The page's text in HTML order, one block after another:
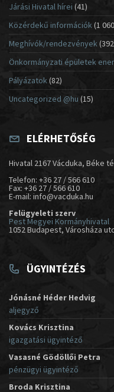
Járási Hivatal hírei (41)
Közérdekű információk(1
Meghívók/rendezvények
Önkormányzati épületek
Pályázatok (82)
Uncategorized @hu (15)
ELÉRHETŐSÉG
Hivatal 2167 Vácduka, Béke
Telefon: +36 27 / 566 610
Fax: +36 27 / 566 610
E-mail: info@vacduka.hu
Felügyeleti szerv
Pest Megyei Kormányhivatal
1052 Budapest, Városháza
ÜGYINTÉZÉS
Jónásné Héder Hedvig
aljegyző
Kovács Krisztina
igazgatási ügyintéző
Vasasné Gödöllői Petra
pénzügyi ügyintéző
Broda Krisztina